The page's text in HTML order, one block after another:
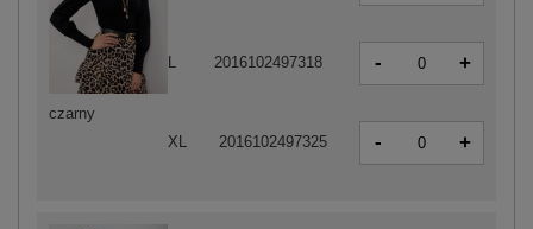
czarny
L 2016102497318 - +
XL 2016102497325 - +